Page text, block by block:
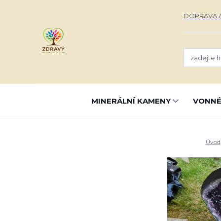
DOPRAVA
MINERÁLNÍ KAMENY
Úvod